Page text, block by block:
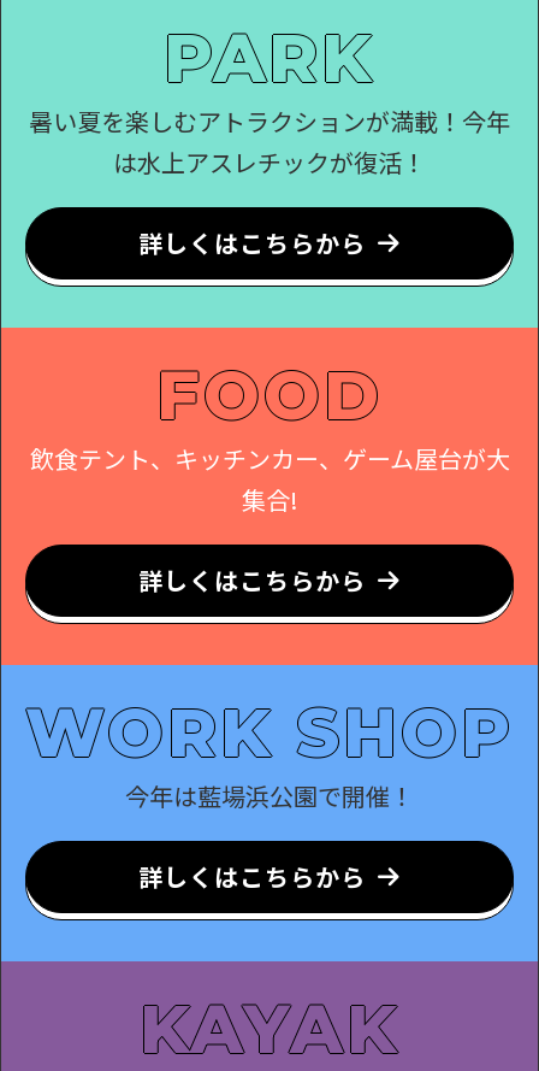
PARK
暑い夏を楽しむアトラクションが満載！今年
は水上アスレチックが復活！
詳しくはこちらから
FOOD
飲食テント、キッチンカー、ゲーム屋台が大
集合!
詳しくはこちらから
WORK SHOP
今年は藍場浜公園で開催！
詳しくはこちらから
KAYAK